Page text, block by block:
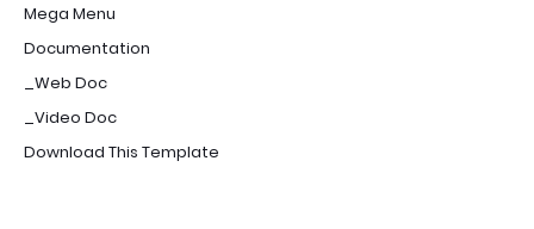
Mega Menu
Documentation
_Web Doc
_Video Doc
Download This Template